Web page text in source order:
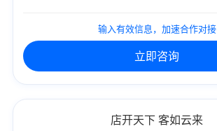
输入有效信息，加速合作对接
立即咨询
店开天下 客如云来